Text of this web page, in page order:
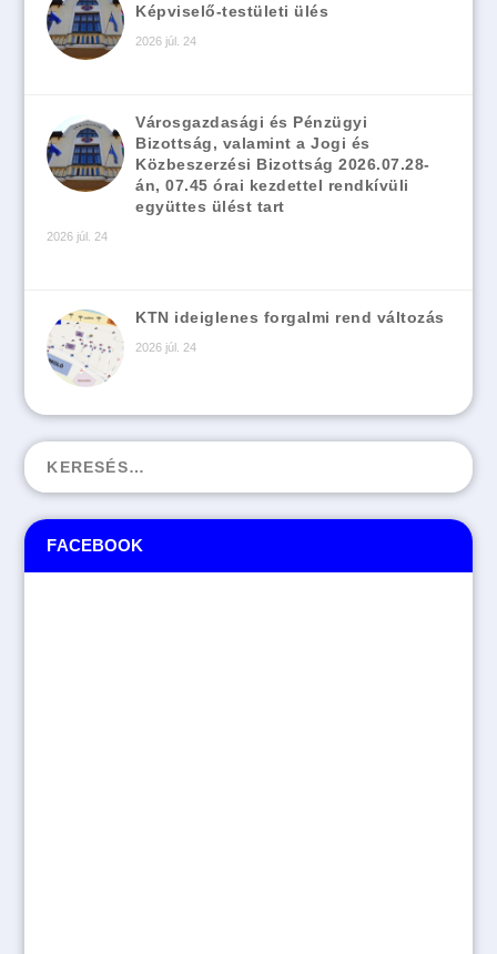
FACEBOOK
Képviselő-testületi ülés
2026 júl. 24
Városgazdasági és Pénzügyi
Bizottság, valamint a Jogi és
Közbeszerzési Bizottság 2026.07.28-
án, 07.45 órai kezdettel rendkívüli
együttes ülést tart
2026 júl. 24
KTN ideiglenes forgalmi rend változás
2026 júl. 24